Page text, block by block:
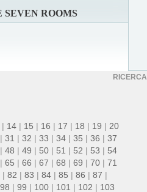
ROOMS
RICERCA
| 14 | 15 | 16 | 17 | 18 | 19 | 20
| 31 | 32 | 33 | 34 | 35 | 36 | 37
| 48 | 49 | 50 | 51 | 52 | 53 | 54
| 65 | 66 | 67 | 68 | 69 | 70 | 71
| 82 | 83 | 84 | 85 | 86 | 87 |
98 | 99 | 100 | 101 | 102 | 103